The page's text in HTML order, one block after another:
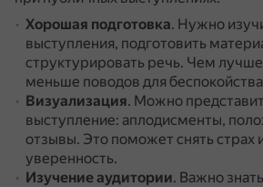
Хорошая подготовка. Нужно
выступления, подготовить
структурировать речь. Чем лучше
меньше поводов для
Визуализация. Можно
выступление: аплодисменты,
отзывы. Это поможет снять страх
уверенность.
Изучение аудитории. Важно знать